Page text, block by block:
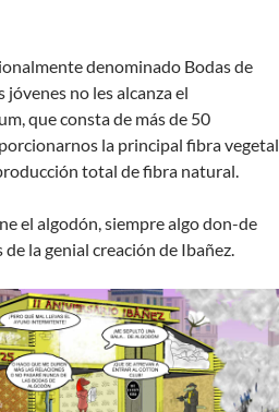
denominado Bodas de
no les alcanza el
que consta de más de 50
la principal fibra vegetal
total de fibra natural.
el algodón, siempre algo don-de
la genial creación de Ibañez.